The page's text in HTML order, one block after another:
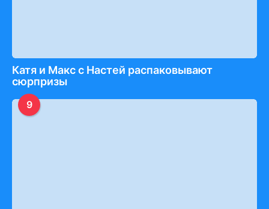
Катя и Макс с Настей распаковывают
сюрпризы
9